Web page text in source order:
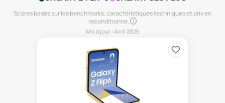
Scores basés sur les benchmarks, caractéristiques techniques et prix en
reconditionné.
Mis à jour : Avril 2026